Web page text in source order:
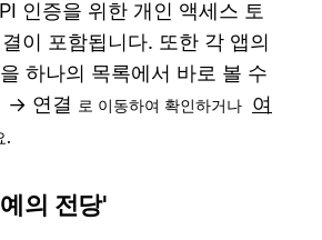
인증을 위한 개인 액세스 토
이 포함됩니다. 또한 각 앱의
하나의 목록에서 바로 볼 수
→ 연결 로 이동하여 확인하거나 여
.
의 전당'